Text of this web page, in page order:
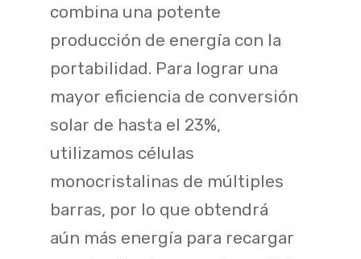
combina una potente
producción de energía con la
portabilidad. Para lograr una
mayor eficiencia de conversión
solar de hasta el 23%,
utilizamos células
monocristalinas de múltiples
barras, por lo que obtendrá
aún más energía para recargar